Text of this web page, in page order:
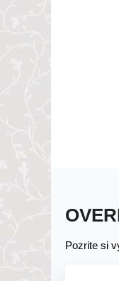
Pozrite si